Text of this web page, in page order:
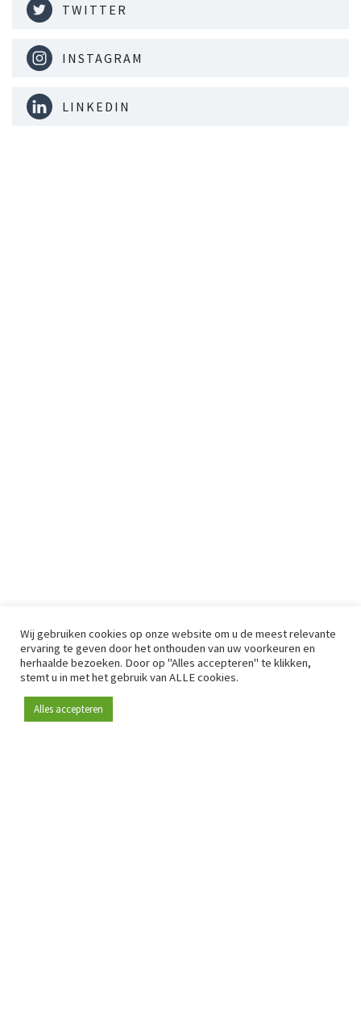
TWITTER
INSTAGRAM
LINKEDIN
Wij gebruiken cookies op onze website om u de meest relevante
ervaring te geven door het onthouden van uw voorkeuren en
herhaalde bezoeken. Door op "Alles accepteren" te klikken,
stemt u in met het gebruik van ALLE cookies.
Alles accepteren